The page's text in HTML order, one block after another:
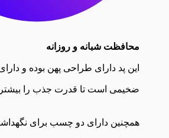
محافظت شبانه و روزانه
این پد دارای طراحی پهن بوده و
ضخیمی است تا قدرت جذب را بیشتر
همچنین دارای دو چسب برای